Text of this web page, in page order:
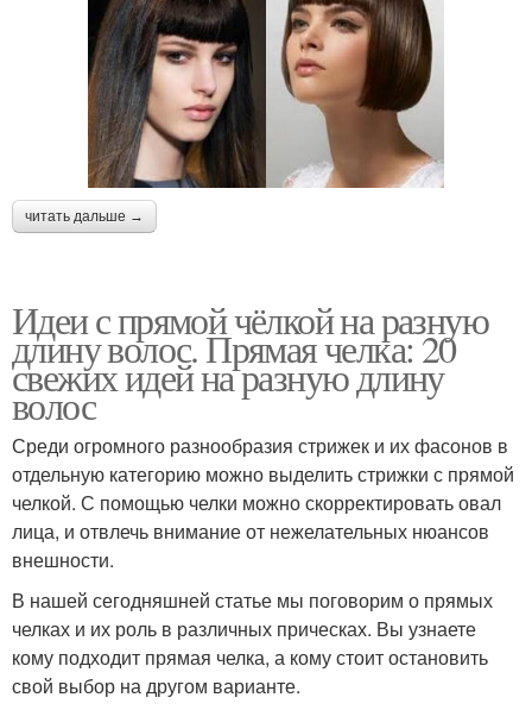
читать дальше →
Идеи с прямой чёлкой на разную
длину волос. Прямая челка: 20
свежих идей на разную длину
волос
Среди огромного разнообразия стрижек и их фасонов в
отдельную категорию можно выделить стрижки с прямой
челкой. С помощью челки можно скорректировать овал
лица, и отвлечь внимание от нежелательных нюансов
внешности.
В нашей сегодняшней статье мы поговорим о прямых
челках и их роль в различных прическах. Вы узнаете
кому подходит прямая челка, а кому стоит остановить
свой выбор на другом варианте.